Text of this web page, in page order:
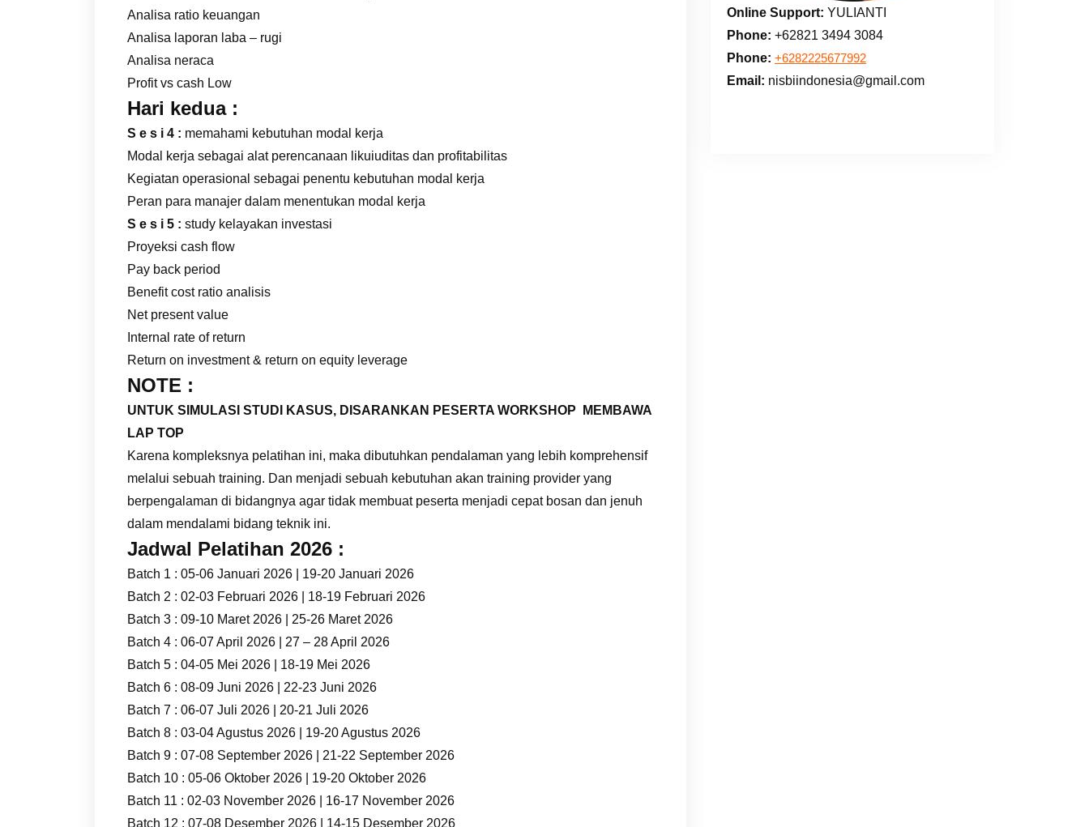
Analisa ratio keuangan
Analisa laporan laba – rugi
Analisa neraca
Profit vs cash Low
Hari kedua :
S e s i 4 : memahami kebutuhan modal kerja
Modal kerja sebagai alat perencanaan likuiuditas dan profitabilitas
Kegiatan operasional sebagai penentu kebutuhan modal kerja
Peran para manajer dalam menentukan modal kerja
S e s i 5 : study kelayakan investasi
Proyeksi cash flow
Pay back period
Benefit cost ratio analisis
Net present value
Internal rate of return
Return on investment & return on equity leverage
NOTE :
UNTUK SIMULASI STUDI KASUS, DISARANKAN PESERTA WORKSHOP MEMBAWA
LAP TOP
Karena kompleksnya pelatihan ini, maka dibutuhkan pendalaman yang lebih komprehensif
melalui sebuah training. Dan menjadi sebuah kebutuhan akan training provider yang
berpengalaman di bidangnya agar tidak membuat peserta menjadi cepat bosan dan jenuh
dalam mendalami bidang teknik ini.
Jadwal Pelatihan 2026 :
Batch 1 : 05-06 Januari 2026 | 19-20 Januari 2026
Batch 2 : 02-03 Februari 2026 | 18-19 Februari 2026
Batch 3 : 09-10 Maret 2026 | 25-26 Maret 2026
Batch 4 : 06-07 April 2026 | 27 – 28 April 2026
Batch 5 : 04-05 Mei 2026 | 18-19 Mei 2026
Batch 6 : 08-09 Juni 2026 | 22-23 Juni 2026
Batch 7 : 06-07 Juli 2026 | 20-21 Juli 2026
Batch 8 : 03-04 Agustus 2026 | 19-20 Agustus 2026
Batch 9 : 07-08 September 2026 | 21-22 September 2026
Batch 10 : 05-06 Oktober 2026 | 19-20 Oktober 2026
Batch 11 : 02-03 November 2026 | 16-17 November 2026
Batch 12 : 07-08 Desember 2026 | 14-15 Desember 2026
Online Support: YULIANTI
Phone: +62821 3494 3084
Phone: +6282225677992
Email: nisbiindonesia@gmail.com